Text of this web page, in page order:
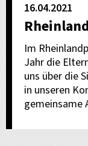
16.04.2021
Im
Jahr die
uns über die
in unseren
gemeinsame